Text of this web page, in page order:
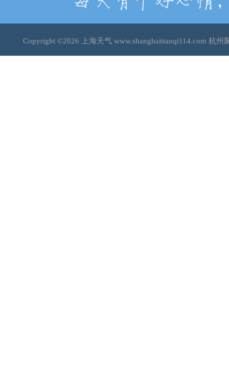
Copyright ©2026 上海天气 www.shanghaitianqi114.com 杭